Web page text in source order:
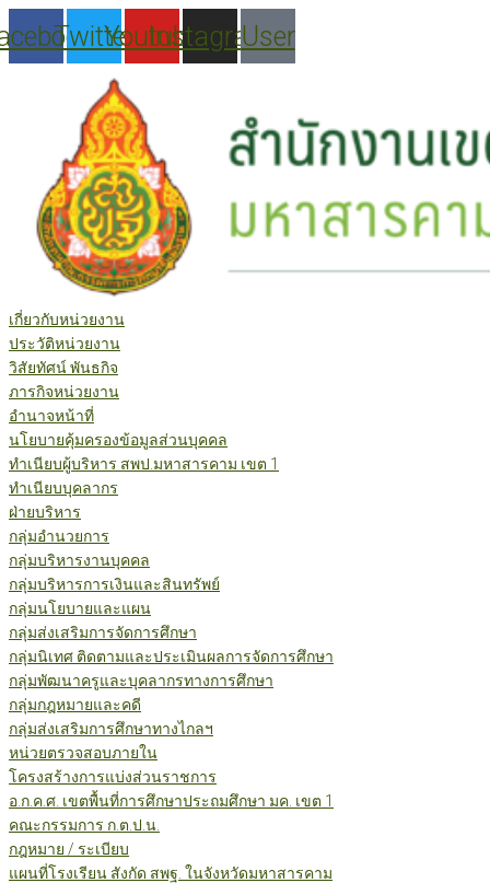
to
content
TwitterYoutube
Instagram
User
เกี่ยวกับหน่วยงาน
ประวัติหน่วยงาน
วิสัยทัศน์ พันธกิจ
ภารกิจหน่วยงาน
อำนาจหน้าที่
นโยบายคุ้มครองข้อมูลส่วนบุคคล
ทำเนียบผู้บริหาร สพป.มหาสารคาม เขต 1
ทำเนียบบุคลากร
ฝ่ายบริหาร
กลุ่มอำนวยการ
กลุ่มบริหารงานบุคคล
กลุ่มบริหารการเงินและสินทรัพย์
กลุ่มนโยบายและแผน
กลุ่มส่งเสริมการจัดการศึกษา
กลุ่มนิเทศ ติดตามและประเมินผลการจัดการศึกษา
กลุ่มพัฒนาครูและบุคลากรทางการศึกษา
กลุ่มกฎหมายและคดี
กลุ่มส่งเสริมการศึกษาทางไกลฯ
หน่วยตรวจสอบภายใน
โครงสร้างการแบ่งส่วนราชการ
อ.ก.ค.ศ. เขตพื้นที่การศึกษาประถมศึกษา มค. เขต 1
คณะกรรมการ ก.ต.ป.น.
กฎหมาย / ระเบียบ
แผนที่โรงเรียน สังกัด สพฐ. ในจังหวัดมหาสารคาม